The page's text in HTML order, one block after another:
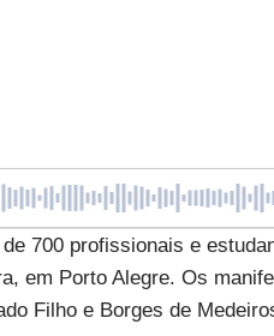
700 profissionais e
em Porto Alegre. Os
Filho e Borges de